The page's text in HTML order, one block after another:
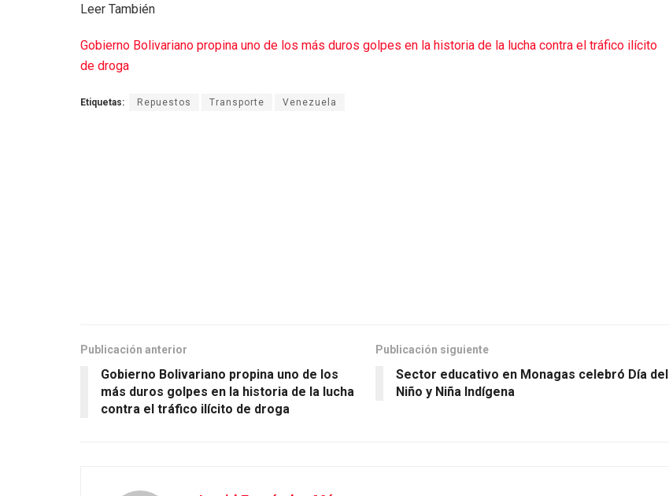
Leer También
Gobierno Bolivariano propina uno de los más duros golpes en la historia de la lucha contra el tráfico ilícito
de droga
Etiquetas: Repuestos Transporte Venezuela
Publicación anterior
Gobierno Bolivariano propina uno de los
más duros golpes en la historia de la lucha
contra el tráfico ilícito de droga
Publicación siguiente
Sector educativo en Monagas celebró Día del
Niño y Niña Indígena